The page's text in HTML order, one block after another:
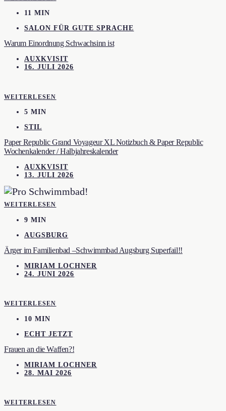
11 MIN
SALON FÜR GUTE SPRACHE
Warum Einordnung Schwachsinn ist
AUXKVISIT
16. JULI 2026
WEITERLESEN
5 MIN
STIL
Paper Republic Grand Voyageur XL Notizbuch & Paper Republic
Wochenkalender / Halbjahreskalender
AUXKVISIT
13. JULI 2026
WEITERLESEN
9 MIN
AUGSBURG
Ärger im Familienbad –Schwimmbad Augsburg Superfail!!
MIRIAM LOCHNER
24. JUNI 2026
WEITERLESEN
10 MIN
ECHT JETZT
Frauen an die Waffen?!
MIRIAM LOCHNER
28. MAI 2026
WEITERLESEN